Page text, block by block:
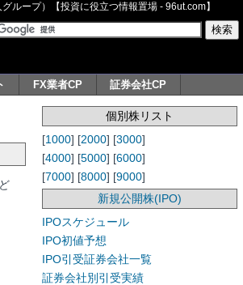
ループ）【投資に役立つ情報置場 - 96ut.com】
FX業者CP 証券会社CP
個別株リスト
[1000] [2000] [3000]
[4000] [5000] [6000]
[7000] [8000] [9000]
新規公開株(IPO)
IPOスケジュール
IPO初値予想
IPO引受証券会社一覧
証券会社別引受実績